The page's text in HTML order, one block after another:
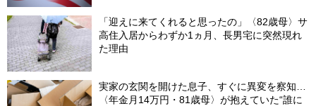
「迎えに来てくれると思ったの」〈82歳母〉サ
高住入居からわずか1ヵ月、長男宅に突然現れ
た理由
実家の玄関を開けた息子、すぐに異変を察知…
〈年金月14万円・81歳母〉が抱えていた“誰に